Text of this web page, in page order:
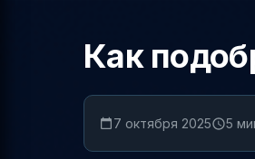
Как
7 октября 2025 5